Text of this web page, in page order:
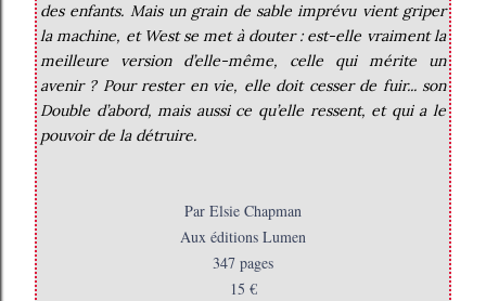
des enfants. Mais un grain de sable imprévu vient griper
la machine, et West se met à douter : est-elle vraiment la
meilleure version d’elle-même, celle qui mérite un
avenir ? Pour rester en vie, elle doit cesser de fuir... son
Double d’abord, mais aussi ce qu’elle ressent, et qui a le
pouvoir de la détruire.
Par Elsie Chapman
Aux éditions Lumen
347 pages
15 €